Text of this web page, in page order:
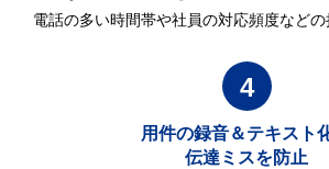
電話の多い時間帯や社員の対応頻度などの
4
用件の録音＆テキスト
伝達ミスを防止